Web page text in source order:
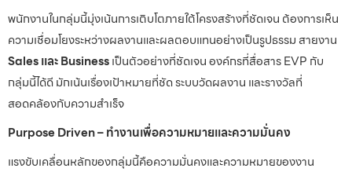
พนักงานในกลุ่มนี้มุ่งเน้นการเติบโตภายใต้โครงสร้างที่ชัดเจน ต้องการเห็น
ความเชื่อมโยงระหว่างผลงานและผลตอบแทนอย่างเป็นรูปธรรม สายงาน
Sales และ Businessเป็นตัวอย่างที่ชัดเจน องค์กรที่สื่อสาร EVP กับ
กลุ่มนี้ได้ดี มักเน้นเรื่องเป้าหมายที่ชัด ระบบวัดผลงาน และรางวัลที่
สอดคล้องกับความสำเร็จ
Purpose Driven – ทำงานเพื่อความหมายและความมั่นคง
แรงขับเคลื่อนหลักของกลุ่มนี้คือความมั่นคงและความหมายของงาน